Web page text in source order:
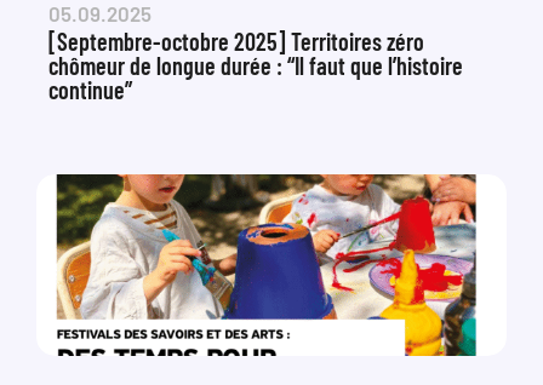
05.09.2025
[Septembre-octobre 2025] Territoires zéro
chômeur de longue durée : “Il faut que l’histoire
continue”